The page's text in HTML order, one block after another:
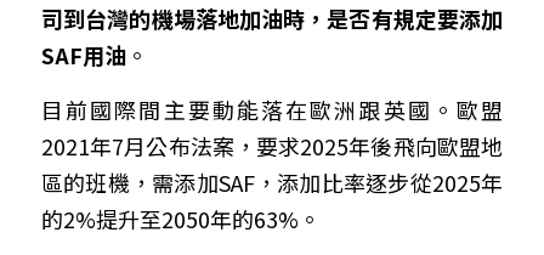
司到台灣的機場落地加油時，是否有規定要添加
SAF用油 。
目前國際間主要動能落在歐洲跟英國。歐盟
2021年7月公布法案，要求2025年後飛向歐盟地
區的班機，需添加SAF，添加比率逐步從2025年
的2%提升至2050年的63%。